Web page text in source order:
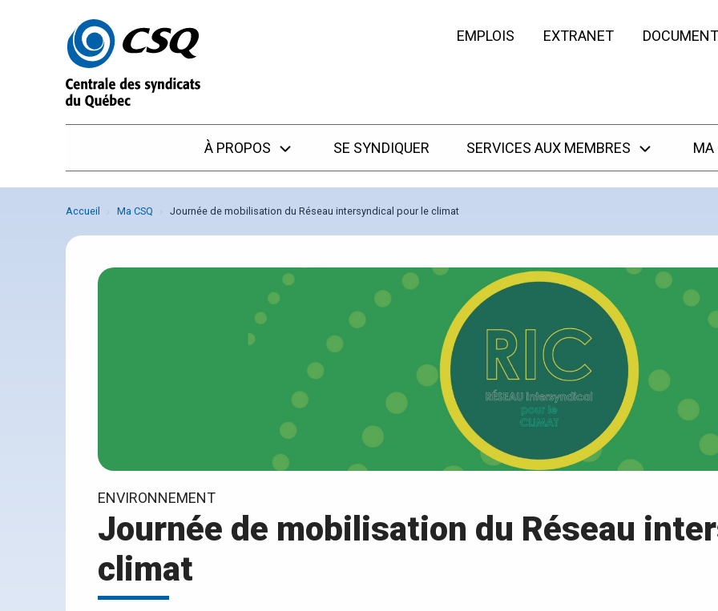
EMPLOIS EXTRANET
À PROPOS SE SYNDIQUER SERVICES AUX MEMBRES MA
Accueil Ma CSQ Journée de mobilisation du Réseau intersyndical pour le climat
ENVIRONNEMENT
Journée de mobilisation du Réseau
climat